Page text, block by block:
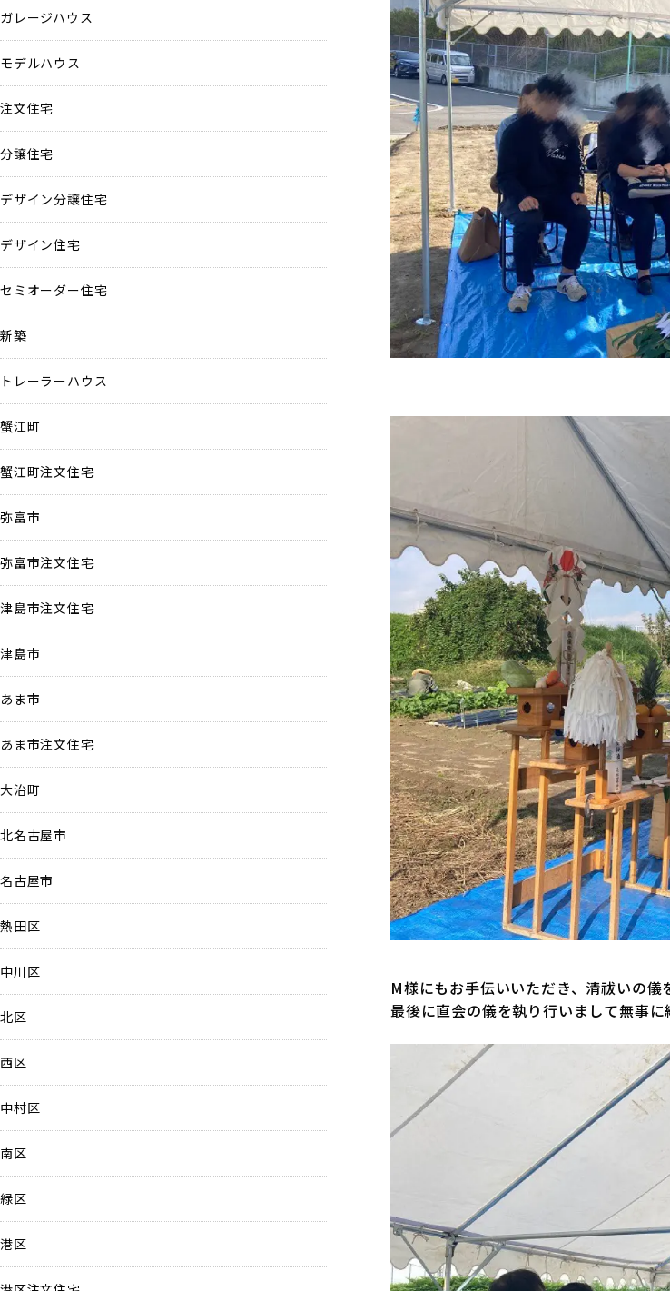
M様にもお手伝いいただき、清祓いの
最後に直会の儀を執り行いまして無事に
ガレージハウス
モデルハウス
注文住宅
分譲住宅
デザイン分譲住宅
デザイン住宅
セミオーダー住宅
新築
トレーラーハウス
蟹江町
蟹江町注文住宅
弥富市
弥富市注文住宅
津島市注文住宅
津島市
あま市
あま市注文住宅
大治町
北名古屋市
名古屋市
熱田区
中川区
北区
西区
中村区
南区
緑区
港区